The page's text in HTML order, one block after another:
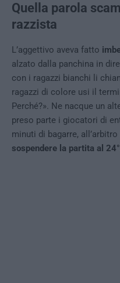
Quella parola
razzista
L’aggettivo aveva fatto
alzato dalla panchina in
con i ragazzi bianchi li
ragazzi di colore usi il
Perché?». Ne nacque un
preso parte i giocatori di
minuti di bagarre, all’arbitro
sospendere la partita al